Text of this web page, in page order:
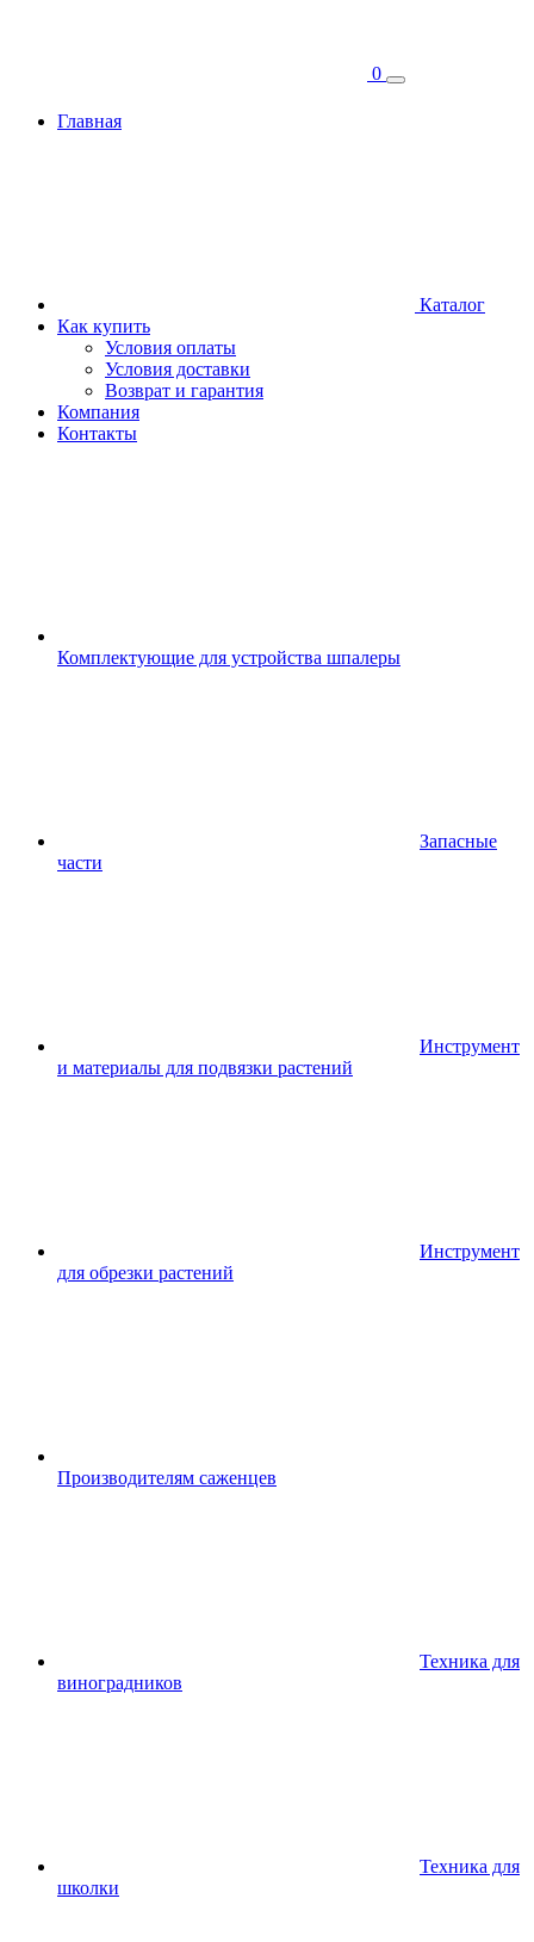
0
Главная
Каталог
Как купить
Условия оплаты
Условия доставки
Возврат и гарантия
Компания
Контакты
Комплектующие для устройства шпалеры
Запасные
части
Инструмент
и материалы для подвязки растений
Инструмент
для обрезки растений
Производителям саженцев
Техника для
виноградников
Техника для
школки